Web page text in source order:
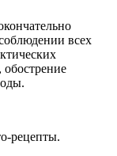
всех
рецепты.